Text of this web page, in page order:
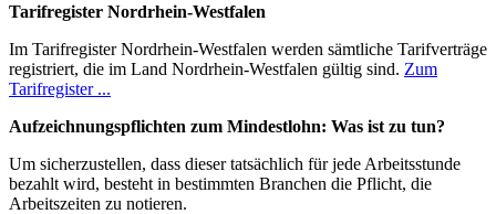
Tarifregister Nordrhein-Westfalen
Im Tarifregister Nordrhein-Westfalen werden sämtliche Tarifverträge
registriert, die im Land Nordrhein-Westfalen gültig sind. Zum
Tarifregister ...
Aufzeichnungspflichten zum Mindestlohn: Was ist zu tun?
Um sicherzustellen, dass dieser tatsächlich für jede Arbeitsstunde
bezahlt wird, besteht in bestimmten Branchen die Pflicht, die
Arbeitszeiten zu notieren.